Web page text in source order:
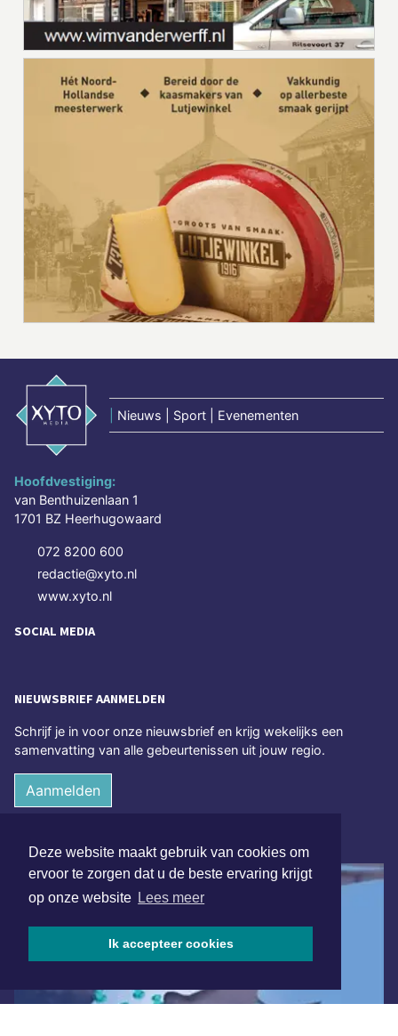
Deze website maakt gebruik van cookies om
ervoor te zorgen dat u de beste ervaring krijgt
op onze website Lees meer
Ik accepteer cookies
Nieuws | Sport | Evenementen
Hoofdvestiging:
van Benthuizenlaan 1
1701 BZ Heerhugowaard
072 8200 600
redactie@xyto.nl
www.xyto.nl
SOCIAL MEDIA
NIEUWSBRIEF AANMELDEN
Schrijf je in voor onze nieuwsbrief en krijg wekelijks een
samenvatting van alle gebeurtenissen uit jouw regio.
Aanmelden